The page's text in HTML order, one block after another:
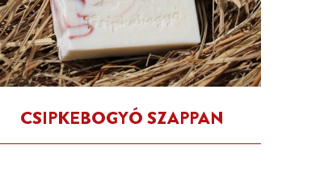
CSIPKEBOGYÓ SZAPPAN